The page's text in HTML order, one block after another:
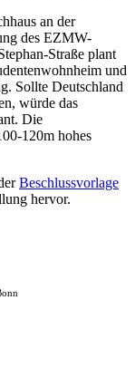
an der
des EZMW-
Straße plant
und
Sollte Deutschland
würde das
Die
120m hohes
Beschlussvorlage
hervor.